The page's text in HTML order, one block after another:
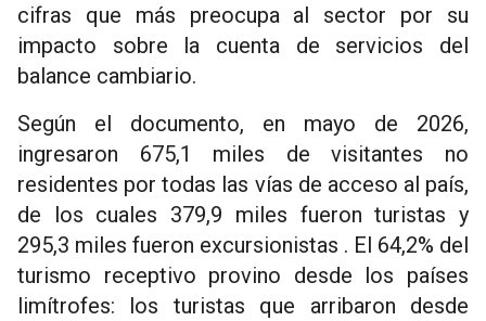
cifras que más preocupa al sector por su
impacto sobre la cuenta de servicios del
balance cambiario.
Según el documento, en mayo de 2026,
ingresaron 675,1 miles de visitantes no
residentes por todas las vías de acceso al país,
de los cuales 379,9 miles fueron turistas y
295,3 miles fueron excursionistas . El 64,2% del
turismo receptivo provino desde los países
limítrofes: los turistas que arribaron desde